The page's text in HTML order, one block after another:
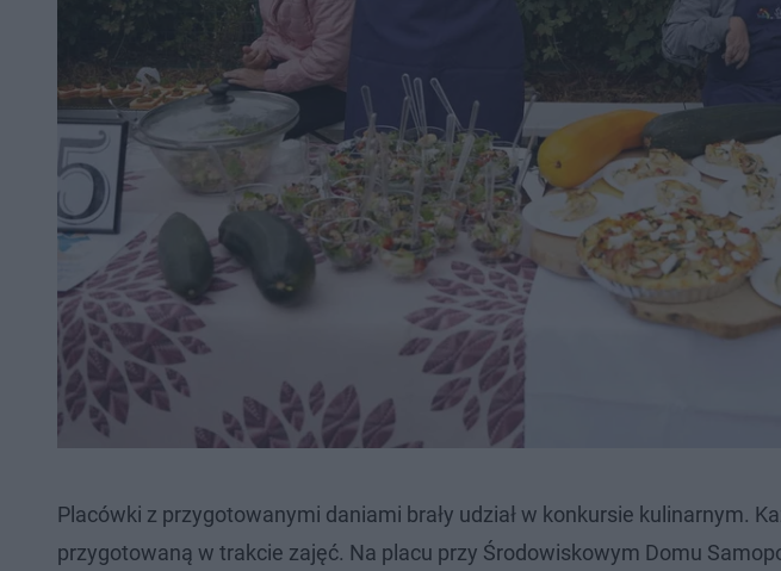
Placówki z przygotowanymi daniami brały udział w konkursie kulinarnym.
przygotowaną w trakcie zajęć. Na placu przy Środowiskowym Domu